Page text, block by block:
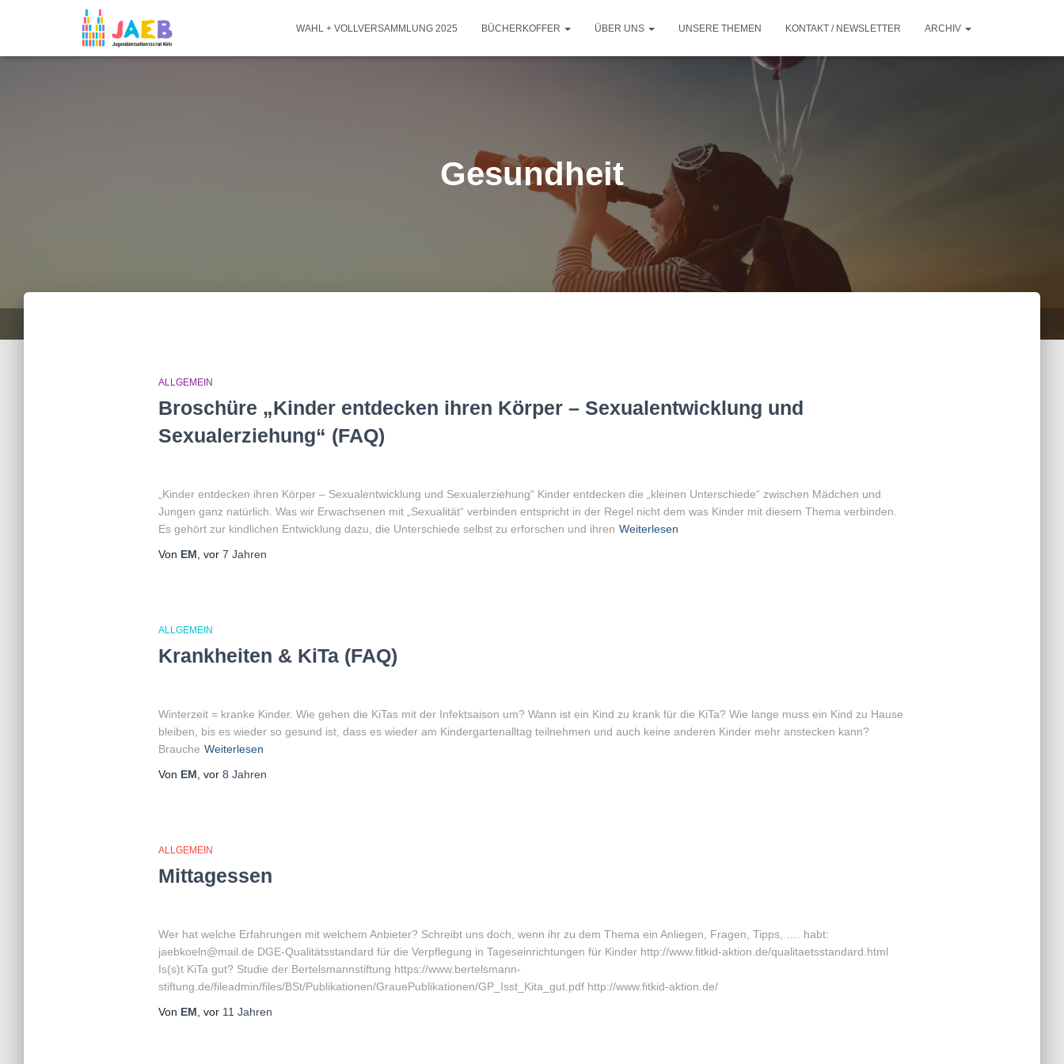
WAHL + VOLLVERSAMMLUNG 2025 BÜCHERKOFFER ÜBER UNS UNSERE THEMEN KONTAKT / NEWSLETTER ARCHIV
Gesundheit
ALLGEMEIN
Broschüre „Kinder entdecken ihren Körper – Sexualentwicklung und
Sexualerziehung“ (FAQ)
„Kinder entdecken ihren Körper – Sexualentwicklung und Sexualerziehung“ Kinder entdecken die „kleinen Unterschiede“ zwischen Mädchen und
Jungen ganz natürlich. Was wir Erwachsenen mit „Sexualität“ verbinden entspricht in der Regel nicht dem was Kinder mit diesem Thema verbinden.
Es gehört zur kindlichen Entwicklung dazu, die Unterschiede selbst zu erforschen und ihren Weiterlesen
Von EM , vor 7 Jahren
ALLGEMEIN
Krankheiten & KiTa (FAQ)
Winterzeit = kranke Kinder. Wie gehen die KiTas mit der Infektsaison um? Wann ist ein Kind zu krank für die KiTa? Wie lange muss ein Kind zu Hause
bleiben, bis es wieder so gesund ist, dass es wieder am Kindergartenalltag teilnehmen und auch keine anderen Kinder mehr anstecken kann?
Brauche Weiterlesen
Von EM , vor 8 Jahren
ALLGEMEIN
Mittagessen
Wer hat welche Erfahrungen mit welchem Anbieter? Schreibt uns doch, wenn ihr zu dem Thema ein Anliegen, Fragen, Tipps, …. habt:
jaebkoeln@mail.de DGE-Qualitätsstandard für die Verpflegung in Tageseinrichtungen für Kinder http://www.fitkid-aktion.de/qualitaetsstandard.html
Is(s)t KiTa gut? Studie der Bertelsmannstiftung https://www.bertelsmann-
stiftung.de/fileadmin/files/BSt/Publikationen/GrauePublikationen/GP_Isst_Kita_gut.pdf http://www.fitkid-aktion.de/
Von EM , vor 11 Jahren